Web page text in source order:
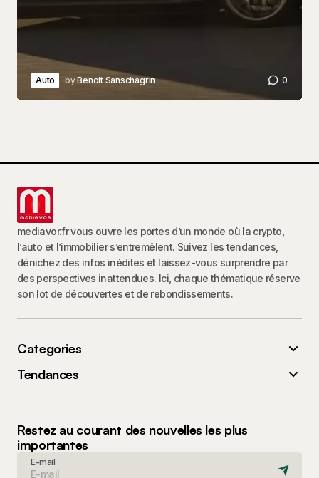
Auto byBenoit Sanschagrin 0
mediavor.fr vous ouvre les portes d’un monde où la crypto,
l’auto et l’immobilier s’entremêlent. Suivez les tendances,
dénichez des infos inédites et laissez-vous surprendre par
des perspectives inattendues. Ici, chaque thématique réserve
son lot de découvertes et de rebondissements.
Categories
Tendances
Restez au courant des nouvelles les plus
importantes
E-mail